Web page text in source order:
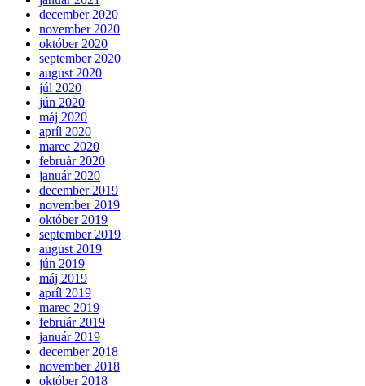
december 2020
november 2020
október 2020
september 2020
august 2020
júl 2020
jún 2020
máj 2020
apríl 2020
marec 2020
február 2020
január 2020
december 2019
november 2019
október 2019
september 2019
august 2019
jún 2019
máj 2019
apríl 2019
marec 2019
február 2019
január 2019
december 2018
november 2018
október 2018